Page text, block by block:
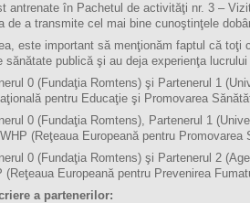
antrenate în Pachetul de activităţi nr. 3 –
de a transmite cel mai bine cunoştinţele
este important să menţionăm faptul că
sănătate publică şi au deja experienţa
0 (Fundaţia Romtens) şi Partenerul 1
pentru Educaţie şi Promovarea
0 (Fundaţia Romtens), Partenerul 1
(Reţeaua Europeană pentru Promovarea
0 (Fundaţia Romtens) şi Partenerul 2
(Reţeaua Europeană pentru Prevenirea
a partenerilor: